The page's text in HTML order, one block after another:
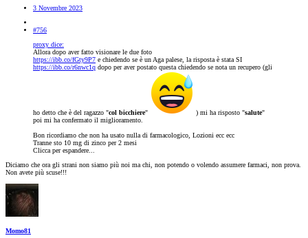
3 Novembre 2023
#756
proxy dice:
Allora dopo aver fatto visionare le due foto
https://ibb.co/fGty9P7 e chiedendo se è un Aga palese, la risposta è stata SI
https://ibb.co/r6nwc1q dopo per aver postato questa chiedendo se nota un recupero (gli
ho detto che è del ragazzo "col bicchiere" ) mi ha risposto "salute"
poi mi ha confermato il miglioramento.
Bon ricordiamo che non ha usato nulla di farmacologico, Lozioni ecc ecc
Tranne sto 10 mg di zinco per 2 mesi
Clicca per espandere...
Diciamo che ora gli strani non siamo più noi ma chi, non potendo o volendo assumere farmaci, non prova.
Non avete più scuse!!!
Momo81